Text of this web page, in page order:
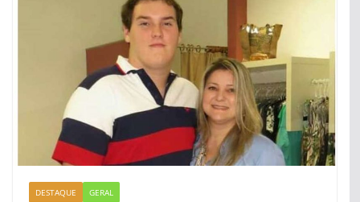
DESTAQUE GERAL